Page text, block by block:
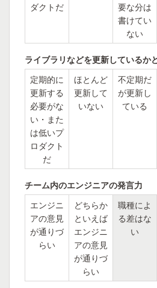
ダクトだ
要な分は
書けてい
ない
ライブラリなどを更新しているか
定期的に
更新する
必要がな
い・また
は低いプ
ロダクト
だ
ほとんど
更新して
いない
不定期だ
が更新し
ている
チーム内のエンジニアの発言力
エンジニ
アの意見
が通りづ
らい
どちらか
といえば
エンジニ
アの意見
が通りづ
らい
職種によ
る差はな
い